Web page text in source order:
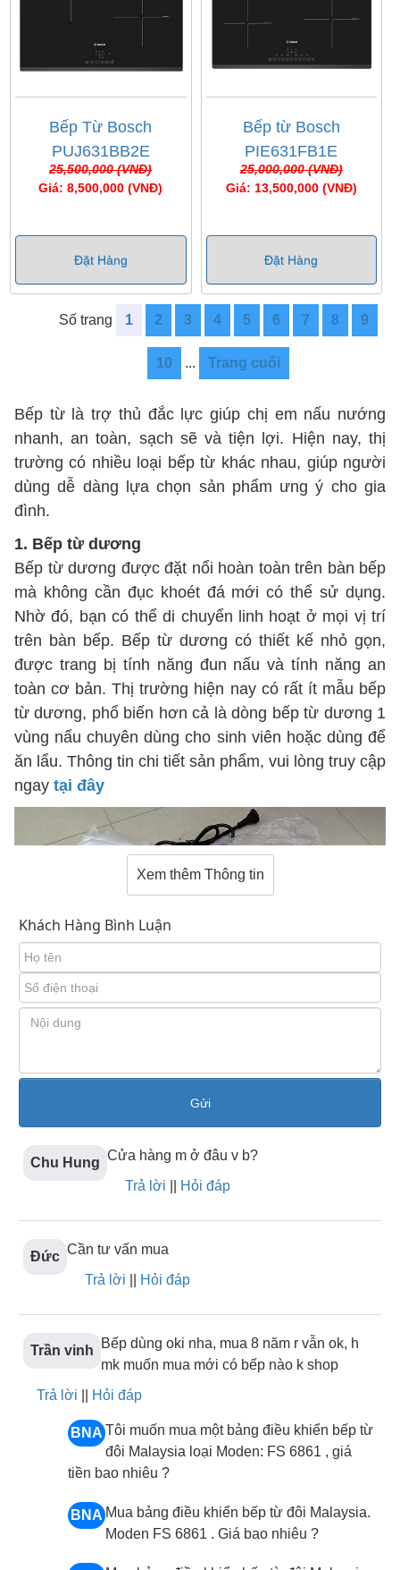
Bếp Từ Bosch
PUJ631BB2E
25,500,000 (VNĐ)
Giá: 8,500,000 (VNĐ)
Đặt Hàng
Bếp từ Bosch
PIE631FB1E
25,000,000 (VNĐ)
Giá: 13,500,000 (VNĐ)
Đặt Hàng
Số trang 1 2 3 4 5 6 7 8 9
10 ... Trang cuối
Bếp từ là trợ thủ đắc lực giúp chị em nấu nướng
nhanh, an toàn, sạch sẽ và tiện lợi. Hiện nay, thị
trường có nhiều loại bếp từ khác nhau, giúp người
dùng dễ dàng lựa chọn sản phẩm ưng ý cho gia
đình.
1. Bếp từ dương
Bếp từ dương được đặt nổi hoàn toàn trên bàn bếp
mà không cần đục khoét đá mới có thể sử dụng.
Nhờ đó, bạn có thể di chuyển linh hoạt ở mọi vị trí
trên bàn bếp. Bếp từ dương có thiết kế nhỏ gọn,
được trang bị tính năng đun nấu và tính năng an
toàn cơ bản. Thị trường hiện nay có rất ít mẫu bếp
từ dương, phổ biến hơn cả là dòng bếp từ dương 1
vùng nấu chuyên dùng cho sinh viên hoặc dùng để
ăn lẩu. Thông tin chi tiết sản phẩm, vui lòng truy cập
ngay tại đây
Bếp từ dương 2 vùng nấu
Bếp từ âm là loại bếp khi lắp đặt phần bụng bếp sẽ
nằm âm dưới bàn đá, chỉ để lộ phần mặt kính để sử
dạng hơn. Bếp từ âm có nhiều mẫu bếp như bếp từ
đơn âm, bếp từ đôi, bếp từ 3 hoặc 4 vùng nấu trở
khóa trẻ em, cảnh báo nhiệt dư, bếp từ âm còn
được tích hợp các chức năng hiện đại như: Chức
dừng Pause, cảnh báo chống tràn, chức năng ninh
hầm ủ ấm, chức năng san nhiệt, tự ngắt khi quá áp
quá nhiệt,...Tham khảo chi tiếttại đây
Xem thêm Thông tin
Khách Hàng Bình Luận
Chu Hung
Cửa hàng m ở đâu v b?
Trả lời
Hỏi đáp
Đức
Cần tư vấn mua
Trả lời
Hỏi đáp
Trần vinh
Bếp dùng oki nha, mua 8 năm r vẫn ok, h
mk muốn mua mới có bếp nào k shop
Trả lời
Hỏi đáp
BNA Tôi muốn mua một bảng điều khiển bếp từ
đôi Malaysia loại Moden: FS 6861 , giá
tiền bao nhiêu ?
BNA Mua bảng điều khiển bếp từ đôi Malaysia.
Moden FS 6861 . Giá bao nhiêu ?